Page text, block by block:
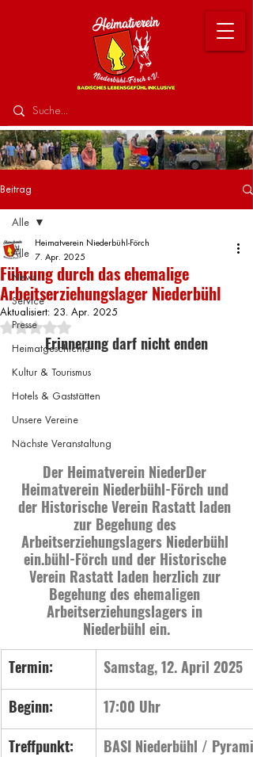
Beitrag
Alle
News
Service
Presse
Heimatgeschichte
Kultur & Tourismus
Hotels & Gaststätten
Unsere Vereine
Nächste Veranstaltung
Alle
Führung durch das ehemalige
Arbeitserziehungslager Niederbühl
Heimatverein Niederbühl-Förch
7. Apr. 2025
Aktualisiert: 23. Apr. 2025
Mit NaN von 5 Sternen bewertet.
Erinnerung darf nicht enden
Der Heimatverein NiederDer
Heimatverein Niederbühl-Förch und
der Historische Verein Rastatt laden
zur Begehung des
Arbeitserziehungslagers Niederbühl
ein.bühl-Förch und der Historische
Verein Rastatt laden herzlich zur
Begehung des ehemaligen
Arbeitserziehungslagers in
Niederbühl ein.
Termin:
Samstag, 12. April 2025
Beginn:
17:00 Uhr
Treffpunkt:
BASI Niederbühl /